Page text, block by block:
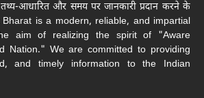
आधारित और समय पर जानकारी प्रदान करने के
Bharat is a modern, reliable, and impartial
aim of realizing the spirit of "Aware
Nation." We are committed to providing
and timely information to the Indian